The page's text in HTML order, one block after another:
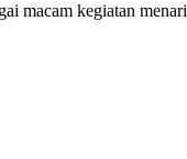
macam kegiatan